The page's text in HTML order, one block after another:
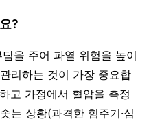
?
을 주어 파열 위험을 높이
리하는 것이 가장 중요합
고 가정에서 혈압을 측정
는 상황(과격한 힘주기·심